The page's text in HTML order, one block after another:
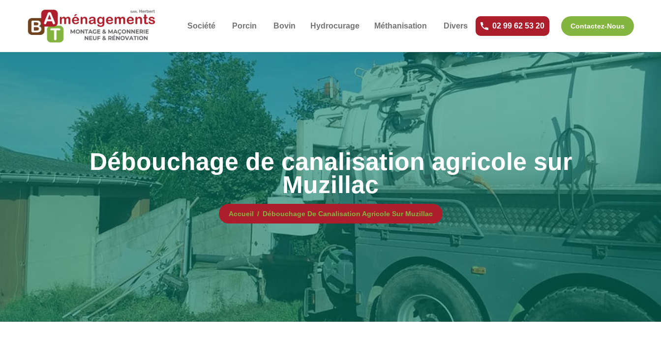
Société Porcin Bovin Hydrocurage Méthanisation Divers 02 99 62 53 20 Contactez-Nous
Débouchage de canalisation agricole sur
Muzillac
Accueil Débouchage De Canalisation Agricole Sur Muzillac